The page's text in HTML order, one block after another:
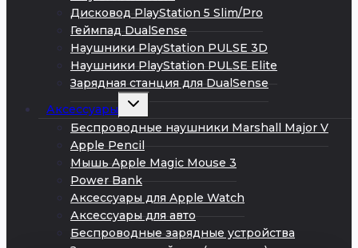
Дисковод PlayStation 5 Slim/Pro
Геймпад DualSense
Наушники PlayStation PULSE 3D
Наушники PlayStation PULSE Elite
Зарядная станция для DualSense
Аксессуары
Развернуть
меню
Беспроводные наушники Marshall Major V
Apple Pencil
Мышь Apple Magic Mouse 3
Power Bank
Аксессуары для Apple Watch
Аксессуары для авто
Беспроводные зарядные устройства